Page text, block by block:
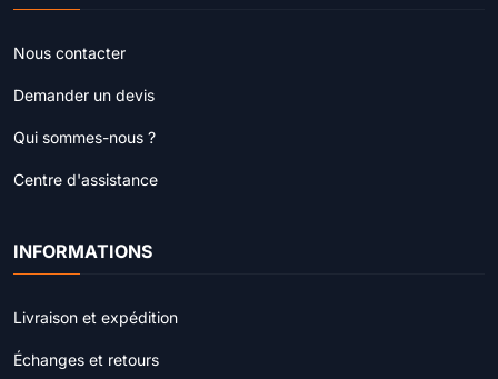
Nous contacter
Demander un devis
Qui sommes-nous ?
Centre d'assistance
INFORMATIONS
Livraison et expédition
Échanges et retours